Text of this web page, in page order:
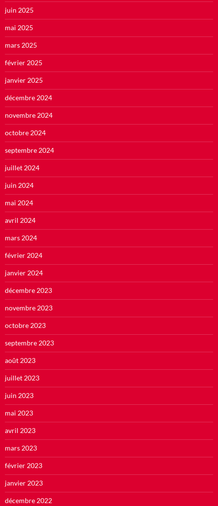
juin 2025
mai 2025
mars 2025
février 2025
janvier 2025
décembre 2024
novembre 2024
octobre 2024
septembre 2024
juillet 2024
juin 2024
mai 2024
avril 2024
mars 2024
février 2024
janvier 2024
décembre 2023
novembre 2023
octobre 2023
septembre 2023
août 2023
juillet 2023
juin 2023
mai 2023
avril 2023
mars 2023
février 2023
janvier 2023
décembre 2022